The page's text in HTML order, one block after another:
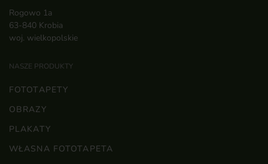
Rogowo 1a
63-840 Krobia
woj. wielkopolskie
NASZE PRODUKTY
FOTOTAPETY
OBRAZY
PLAKATY
WŁASNA FOTOTAPETA